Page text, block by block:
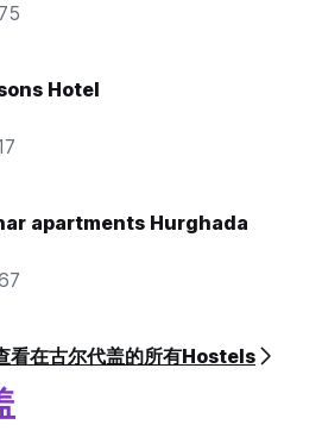
Hotel
apartments Hurghada
看在古尔代盖的所有Hostels